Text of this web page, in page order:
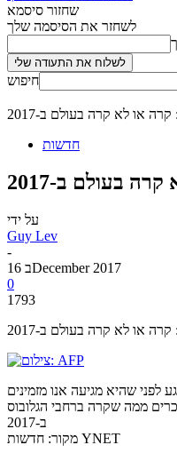
שחזור סיסמא
לשחזר את הסיסמה שלך
חיפוש
חדשות
על ידי
Guy Lev
-
16 בDecember 2017
0
1793
רגע לפני שהיא מגיעה אנו מזמינים
ממה שקרה ברחבי הגלובוס
ב-2017
מקור: חדשות YNET